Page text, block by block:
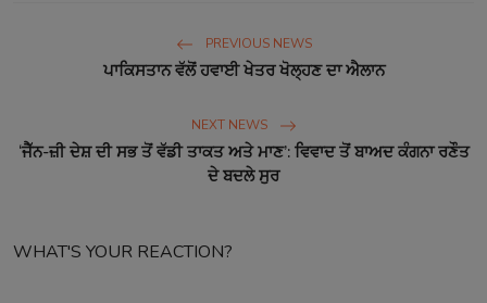
PREVIOUS NEWS
ਪਾਕਿਸਤਾਨ ਵੱਲੋਂ ਹਵਾਈ ਖੇਤਰ ਖੋਲ੍ਹਣ ਦਾ ਐਲਾਨ
NEXT NEWS
‘ਜੈੱਨ-ਜ਼ੀ ਦੇਸ਼ ਦੀ ਸਭ ਤੋਂ ਵੱਡੀ ਤਾਕਤ ਅਤੇ ਮਾਣ’: ਵਿਵਾਦ ਤੋਂ ਬਾਅਦ ਕੰਗਨਾ ਰਣੌਤ
ਦੇ ਬਦਲੇ ਸੁਰ
WHAT'S YOUR REACTION?